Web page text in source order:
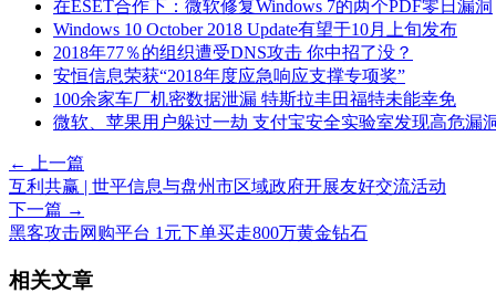
在ESET合作下：微软修复Windows 7的两个PDF零日漏洞
Windows 10 October 2018 Update有望于10月上旬发布
2018年77％的组织遭受DNS攻击 你中招了没？
安恒信息荣获“2018年度应急响应支撑专项奖”
100余家车厂机密数据泄漏 特斯拉丰田福特未能幸免
微软、苹果用户躲过一劫 支付宝安全实验室发现高危漏
← 上一篇
互利共赢 | 世平信息与盘州市区域政府开展友好交流活动
下一篇 →
黑客攻击网购平台 1元下单买走800万黄金钻石
相关文章